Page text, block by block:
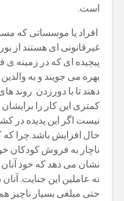
است.
افراد یا موسساتی کە
غیرقانونی ای هستند از
پیچیدە ای کە در زمینە
بهرە می جویند و بە
دهند تا با دورزدن روند
کمتری این کار را
نیست اگر این پدیدە در
حال افزایش باشد.چرا کە
ناچار بە فروش کودکان
نشان می دهد کە خود آنان
نە عاملین این جنایت.
حتی مبلغی بسیار ناچیز